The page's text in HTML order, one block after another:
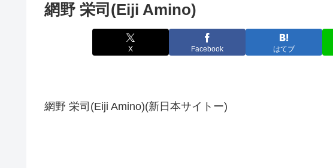
網野 栄司(Eiji Amino)
X Facebook はてブ
網野 栄司(Eiji Amino)(新日本サイトー)